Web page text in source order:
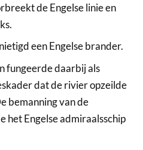
de Engelse linie en
een Engelse brander.
fungeerde daarbij als
dat de rivier opzeilde
bemanning van de
het Engelse admiraalsschip